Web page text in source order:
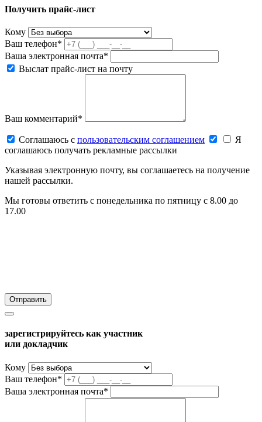
Получить прайс-лист
Кому
Ваш телефон*
Ваша электронная почта*
Выслат прайс-лист на почту
Ваш комментарий*
Соглашаюсь c пользовательским соглашением
Я
соглашаюсь получать рекламные рассылки
Указывая электронную почту, вы соглашаетесь на получение
нашей рассылки.
Мы готовы ответить с понедельника по пятницу с 8.00 до
17.00
зарегистрируйтесь как участник
или докладчик
Кому
Ваш телефон*
Ваша электронная почта*